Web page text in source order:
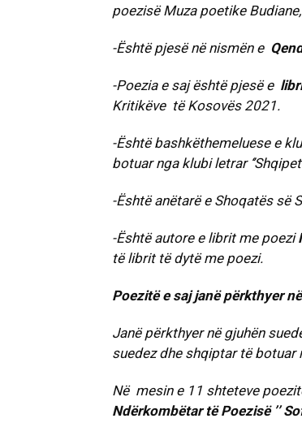
poezisë Muza poetike
-Është pjesë në nismën e
-Poezia e saj është pjesë e
Kritikëve të Kosovës 2021.
-Është bashkëthemeluese e
botuar nga klubi letrar ‘’Shqipet
-Është anëtarë e Shoqatës së
-Është autore e librit me poezi
të librit të dytë me poezi.
Poezitë e saj janë përkthyer
Janë përkthyer në gjuhën
suedez dhe shqiptar të botuar
Në mesin e 11 shteteve
Ndërkombëtar të Poezisë ’’